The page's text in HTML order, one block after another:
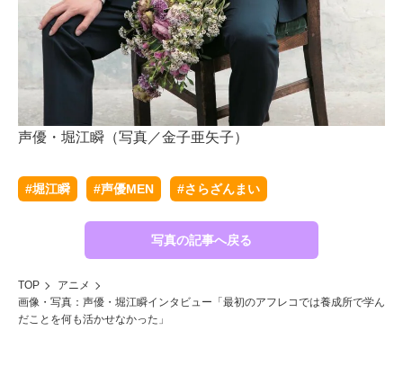
声優・堀江瞬（写真／金子亜矢子）
#堀江瞬 #声優MEN #さらざんまい
写真の記事へ戻る
TOP
アニメ
画像・写真：声優・堀江瞬インタビュー「最初のアフレコでは養成所で学ん
だことを何も活かせなかった」